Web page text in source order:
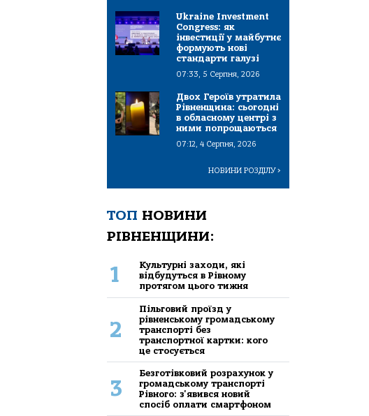
Ukraine Investment
Congress: як
інвестиції у майбутнє
формують нові
стандарти галузі
07:33, 5 Серпня, 2026
Двох Героїв утратила
Рівненщина: сьогодні
в обласному центрі з
ними попрощаються
07:12, 4 Серпня, 2026
НОВИНИ РОЗДІЛУ>
ТОП НОВИНИ
РІВНЕНЩИНИ:
1
Культурні заходи, які
відбудуться в Рівному
протягом цього тижня
2
Пільговий проїзд у
рівненському громадському
транспорті без
транспортної картки: кого
це стосується
3
Безготівковий розрахунок у
громадському транспорті
Рівного: з'явився новий
спосіб оплати смартфоном